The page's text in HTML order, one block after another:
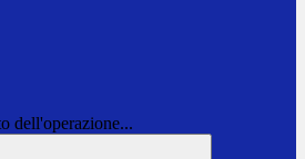
dell'operazione...